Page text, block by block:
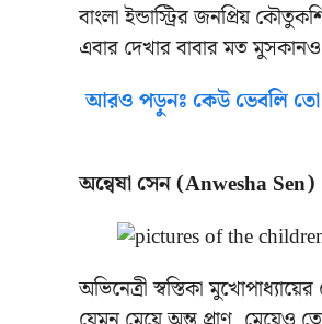
বাংলা ইন্ডাস্ট্রির জনপ্রিয়
এবার দেখার বাবার মত
আরও পড়ুনঃ কেউ ভেবলি তো
অন্বেষা সেন (Anwesha Sen)
অভিনেত্রী স্বস্তিকা